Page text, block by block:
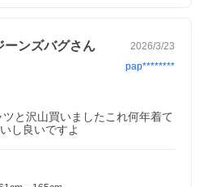
ーンズバグさん 2026/3/23
pap********
と沢山買いましたこれ何年着て
し良いですよ